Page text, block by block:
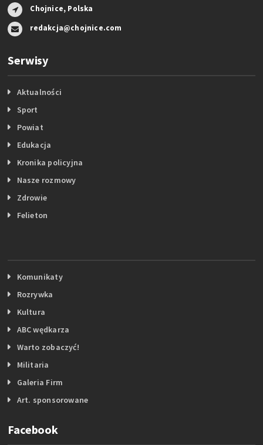
Chojnice, Polska
redakcja@chojnice.com
Serwisy
Aktualności
Sport
Powiat
Edukacja
Kronika policyjna
Nasze rozmowy
Zdrowie
Felieton
Komunikaty
Rozrywka
Kultura
ABC wędkarza
Warto zobaczyć!
Militaria
Galeria Firm
Art. sponsorowane
Facebook